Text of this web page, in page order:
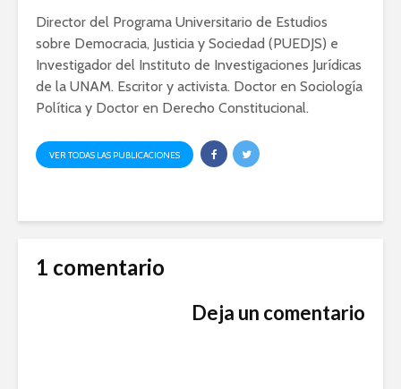
Director del Programa Universitario de Estudios
sobre Democracia, Justicia y Sociedad (PUEDJS) e
Investigador del Instituto de Investigaciones Jurídicas
de la UNAM. Escritor y activista. Doctor en Sociología
Política y Doctor en Derecho Constitucional.
VER TODAS LAS PUBLICACIONES
1 comentario
Deja un comentario